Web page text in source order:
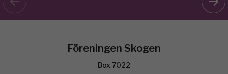
Föreningen Skogen
Box 7022